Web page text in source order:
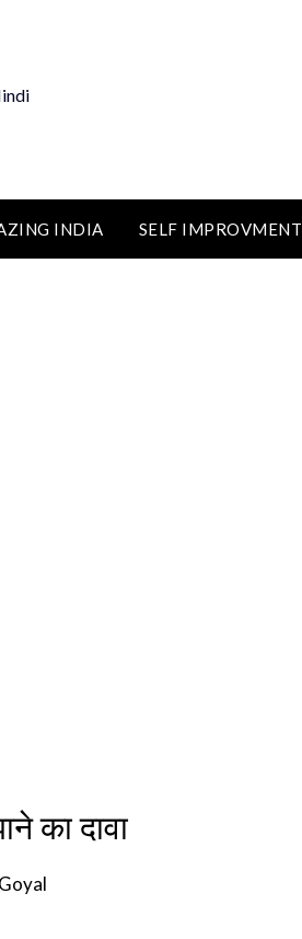
INDIA SELF IMPROVMENT
का दावा